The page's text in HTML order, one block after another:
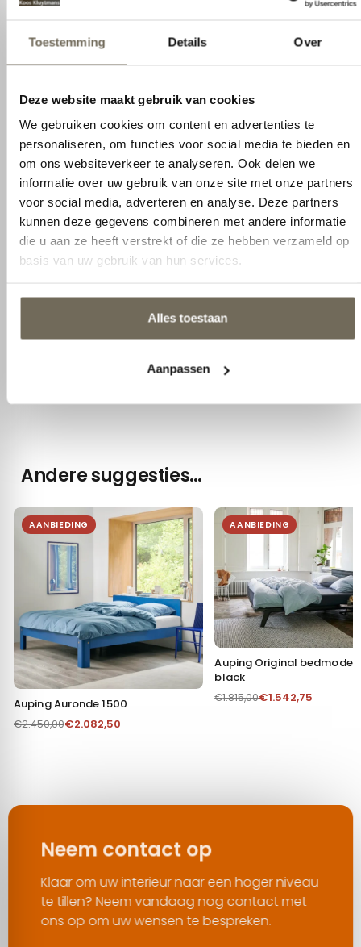
We gebruiken cookies om content en advertenties te
personaliseren, om functies voor social media te bieden en
om ons websiteverkeer te analyseren. Ook delen we
informatie over uw gebruik van onze site met onze partners
voor social media, adverteren en analyse. Deze partners
kunnen deze gegevens combineren met andere informatie
die u aan ze heeft verstrekt of die ze hebben verzameld op
basis van uw gebruik van hun services.
Specificaties
Merken
Product
Bedmodel
Breedte bed
80 / 90 / 100 / 120 / 140 / 160 / 180
/ 200
Lengte bed
200 / 210 / 220
Hoogte bed
Laag: 30 cm / met
Burgundy / +9 kleuren mogelijk
Gestoffeerd
Andere suggesties…
AANBIEDING
Auping Auronde 1500
€2.450,00€2.082,50
AANBIEDING
Auping Original bedmodel
black
€1.815,00€1.542,75
Neem contact op
Klaar om uw interieur naar een hoger niveau
te tillen? Neem vandaag nog contact met
ons op om uw wensen te bespreken.